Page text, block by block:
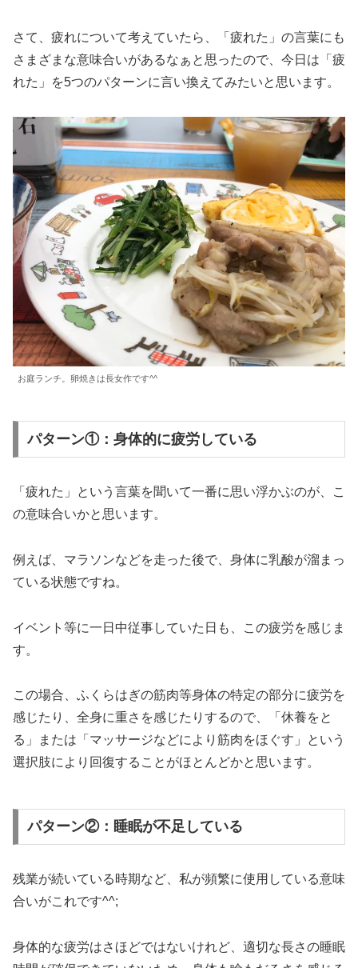
さて、疲れについて考えていたら、「疲れた」の言葉にも
さまざまな意味合いがあるなぁと思ったので、今日は「疲
れた」を5つのパターンに言い換えてみたいと思います。
お庭ランチ。卵焼きは長女作です^^
パターン①：身体的に疲労している
「疲れた」という言葉を聞いて一番に思い浮かぶのが、こ
の意味合いかと思います。
例えば、マラソンなどを走った後で、身体に乳酸が溜まっ
ている状態ですね。
イベント等に一日中従事していた日も、この疲労を感じま
す。
この場合、ふくらはぎの筋肉等身体の特定の部分に疲労を
感じたり、全身に重さを感じたりするので、「休養をと
る」または「マッサージなどにより筋肉をほぐす」という
選択肢により回復することがほとんどかと思います。
パターン②：睡眠が不足している
残業が続いている時期など、私が頻繁に使用している意味
合いがこれです^^;
身体的な疲労はさほどではないけれど、適切な長さの睡眠